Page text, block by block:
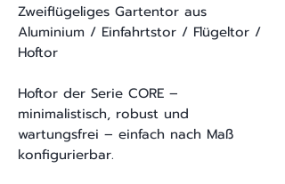
Zweiflügeliges Gartentor aus
Aluminium / Einfahrtstor / Flügeltor /
Hoftor
Hoftor der Serie CORE –
minimalistisch, robust und
wartungsfrei – einfach nach Maß
konfigurierbar.